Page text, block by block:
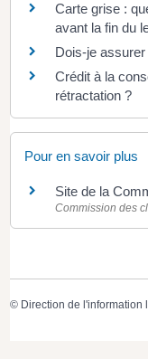
Carte grise :
avant la fin du
Dois-je
Crédit à la
rétractation ?
Pour en savoir plus
Site de la
Commission des
© Direction de l'information